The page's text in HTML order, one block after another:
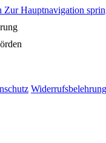
Zur Hauptnavigation
Widerrufsbelehrung